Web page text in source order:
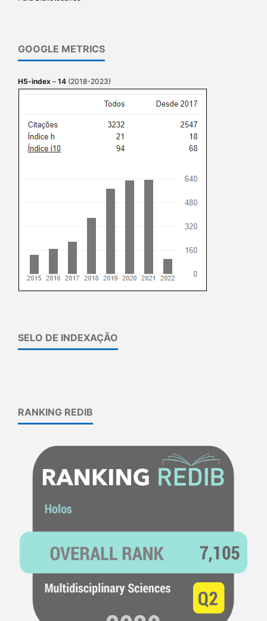
GOOGLE METRICS
H5-index – 14 (2018-2023)
SELO DE INDEXAÇÃO
RANKING REDIB